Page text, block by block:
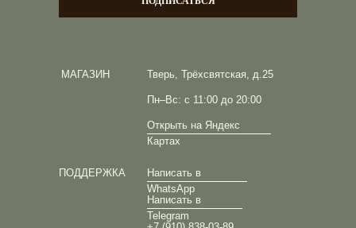
Тверь, Трёхсвятская, д.25
Пн–Вс: с 11:00 до 20:00
Открыть на Яндекс
Картах
МАГАЗИН
ПОДДЕРЖКА
Написать в
WhatsApp
Написать в
Telegram